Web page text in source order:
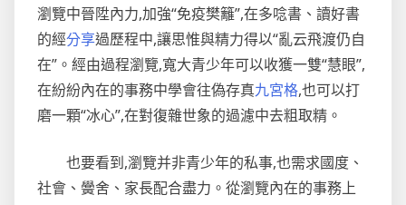
瀏覽中晉陞內力,加強“免疫樊籬”,在多唸書、讀好書
的經分享過歷程中,讓思惟與精力得以“亂云飛渡仍自
在”。經由過程瀏覽,寬大青少年可以收獲一雙“慧眼”,
在紛紛內在的事務中學會往偽存真九宮格,也可以打
磨一顆“冰心”,在對復雜世象的過濾中去粗取精。
也要看到,瀏覽并非青少年的私事,也需求國度、
社會、黌舍、家長配合盡力。從瀏覽內在的事務上